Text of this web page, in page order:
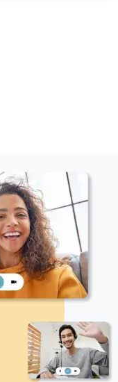
le qualifiche e i